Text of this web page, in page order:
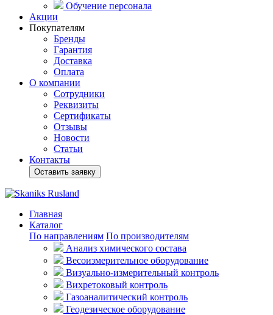
Обучение персонала
Акции
Покупателям
Бренды
Гарантия
Доставка
Оплата
О компании
Сотрудники
Реквизиты
Сертификаты
Отзывы
Новости
Статьи
Контакты
Оставить заявку
Главная
Каталог
По направлениям По производителям
Анализ химического состава
Весоизмерительное оборудование
Визуально-измерительный контроль
Вихретоковый контроль
Газоаналитический контроль
Геодезическое оборудование